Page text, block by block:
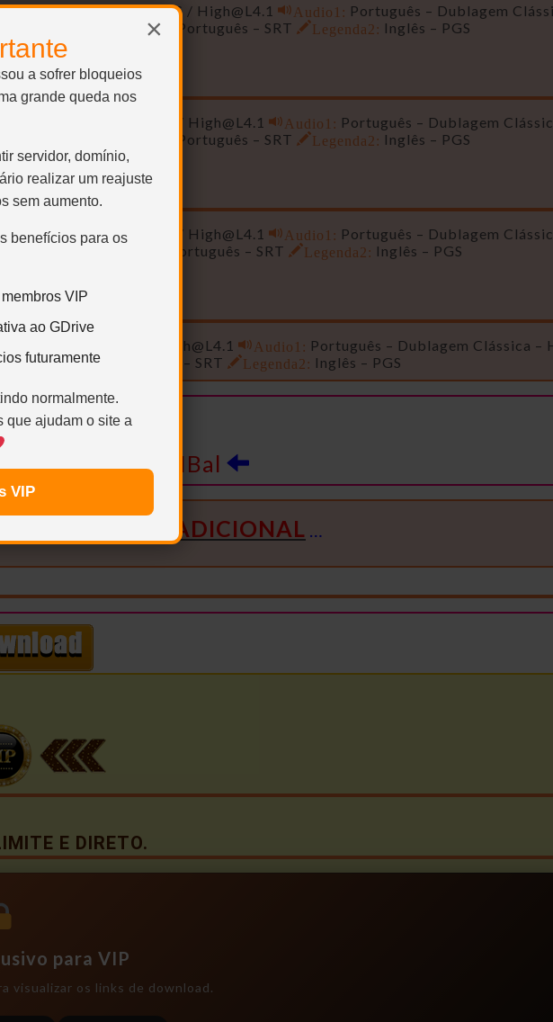
×
a sofrer bloqueios
grande queda nos
servidor, domínio,
realizar um reajuste
sem aumento.
benefícios para os
VIP
ao GDrive
futuramente
normalmente.
que ajudam o site a
VIP
Kbps / 23.976 FPS / High@L4.1 Audio1: Português – Dublagem
Legenda1: Português – SRT Legenda2: Inglês – PGS
Kbps / 23.976 FPS / High@L4.1 Audio1: Português – Dublagem
Português – SRT Legenda2: Inglês – PGS
Kbps / 23.976 FPS / High@L4.1 Audio1: Português – Dublagem
/ 192 kbps Português – SRT Legenda2: Inglês – PGS
High@L4.1 Audio1: Português – Dublagem Clássica –
Legenda1: Português – SRT Legenda2: Inglês – PGS
CaNNIBal
ADICIONAL …
E DIRETO.
para VIP
visualizar os links de download.